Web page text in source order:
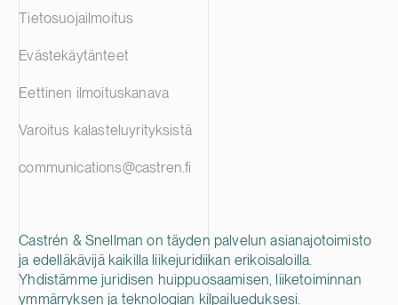
Castrén & Snellman on täyden palvelun asianajotoimisto
ja edelläkävijä kaikilla liikejuridiikan erikoisaloilla.
Yhdistämme juridisen huippuosaamisen, liiketoiminnan
ymmärryksen ja teknologian kilpailueduksesi.
Tietosuojailmoitus
Evästekäytänteet
Eettinen ilmoituskanava
Varoitus kalasteluyrityksistä
communications@castren.fi